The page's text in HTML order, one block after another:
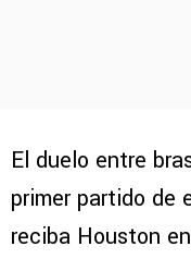
El duelo entre
primer partido de
reciba Houston